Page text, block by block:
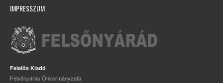
IMPRESSZUM
Felelős Kiadó
Felsőnyárás Önkormányzata